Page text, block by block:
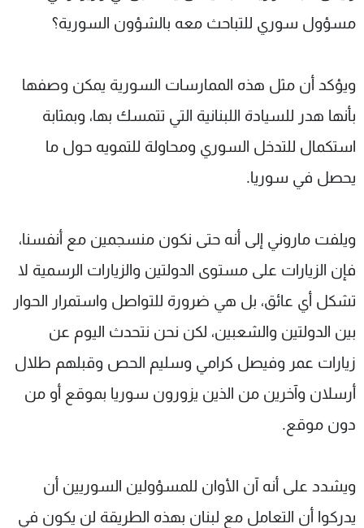
مسؤول سوري للتباحث معه بالشؤون السورية؟
ويؤكد أن مثل هذه الممارسات السورية يمكن وصفها
بأنها هدر للسيادة اللبنانية التي تتمسك بها، وبمثابة
استكمال للتدخل السوري ومحاولة للتمويه حول ما
يحصل في سوريا.
ويلفت ماروني إلى أنه حتى نكون منسجمين مع أنفسنا،
فإن الزيارات على مستوى الدولتين والزيارات الرسمية لا
تشكل أي عائق، بل هي ضرورة للتواصل واستمرار الحوار
بين الدولتين والشعبين، لكن نحن نتحدث اليوم عن
زيارات عمر وفيصل كرامي وسليم الحص وقبلهم طلال
أرسلان وآخرين من الذين يزورون سوريا بموقع أو من
دون موقع.
ويشدد على أنه آن الأوان للمسؤولين السوريين أن
يدركوا أن التعامل مع لبنان بهذه الطريقة لن يكون في